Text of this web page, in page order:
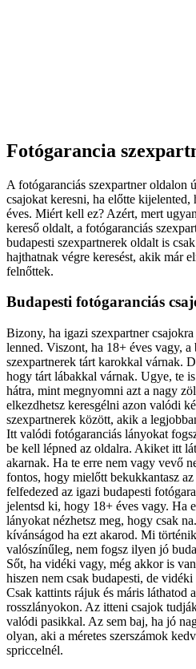
Fotógarancia
A fotógaranciás szexpartner oldalon
csajokat keresni, ha előtte
éves. Miért kell ez? Azért, mert
kereső oldalt, a fotógaranciás
budapesti szexpartnerek oldalt is
hajthatnak végre keresést, akik már
felnőttek.
Budapesti fotógaranciás
Bizony, ha igazi szexpartner
lenned. Viszont, ha 18+ éves vagy, a
szexpartnerek tárt karokkal várnak.
hogy tárt lábakkal várnak. Ugye, te
hátra, mint megnyomni azt a nagy
elkezdhetsz keresgélni azon valódi
szexpartnerek között, akik a
Itt valódi fotógaranciás lányokat
be kell lépned az oldalra. Akiket itt
akarnak. Ha te erre nem vagy vevő
fontos, hogy mielőtt bekukkantasz
felfedezed az igazi budapesti
jelentsd ki, hogy 18+ éves vagy. Ha
lányokat nézhetsz meg, hogy csak
kívánságod ha ezt akarod. Mi
valószínűleg, nem fogsz ilyen jó
Sőt, ha vidéki vagy, még akkor is
hiszen nem csak budapesti, de
Csak kattints rájuk és máris láthatod
rosszlányokon. Az itteni csajok
valódi pasikkal. Az sem baj, ha jó
olyan, aki a méretes szerszámok
spriccelnél.